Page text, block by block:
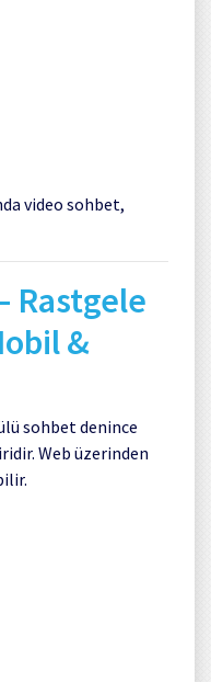
video sohbet,
Rastgele
&
sohbet denince
Web üzerinden